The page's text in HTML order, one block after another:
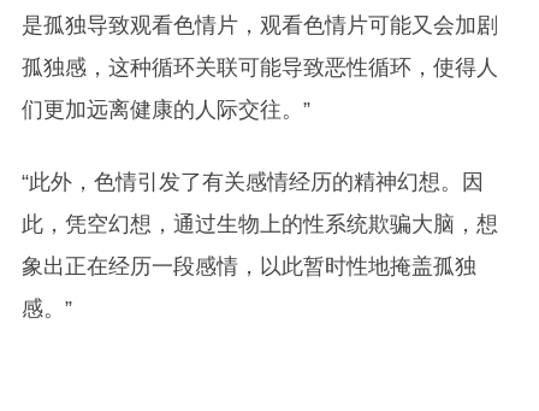
是孤独导致观看色情片，观看色情片可能又会加剧
孤独感，这种循环关联可能导致恶性循环，使得人
们更加远离健康的人际交往。 ”
“此外，色情引发了有关感情经历的精神幻想。因
此，凭空幻想，通过生物上的性系统欺骗大脑，想
象出正在经历一段感情，以此暂时性地掩盖孤独
感。 ”